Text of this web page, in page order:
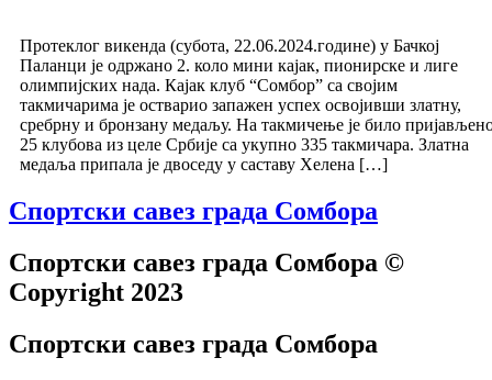
Протеклог викенда (субота, 22.06.2024.године) у Бачкој
Паланци је одржано 2. коло мини кајак, пионирске и лиге
олимпијских нада. Кајак клуб “Сомбор” са својим
такмичарима је остварио запажен успех освојивши златну,
сребрну и бронзану медаљу. На такмичење је било
25 клубова из целе Србије са укупно 335 такмичара. Златна
медаља припала је двоседу у саставу Хелена […]
Спортски савез града Сомбора​
Спортски савез града Сомбора​ ©
Copyright 2023
Спортски савез града Сомбора